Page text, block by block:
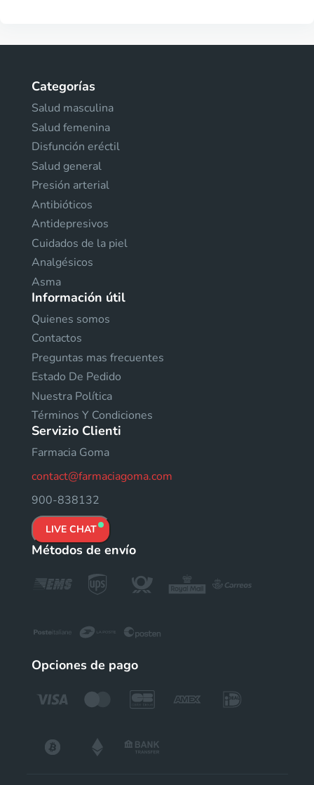
Categorías
Salud masculina
Salud femenina
Disfunción eréctil
Salud general
Presión arterial
Antibióticos
Antidepresivos
Cuidados de la piel
Analgésicos
Asma
Información útil
Quienes somos
Contactos
Preguntas mas frecuentes
Estado De Pedido
Nuestra Política
Términos Y Condiciones
Servizio Clienti
Farmacia Goma
contact@farmaciagoma.com
900-838132
LIVE CHAT
Métodos de envío
Opciones de pago